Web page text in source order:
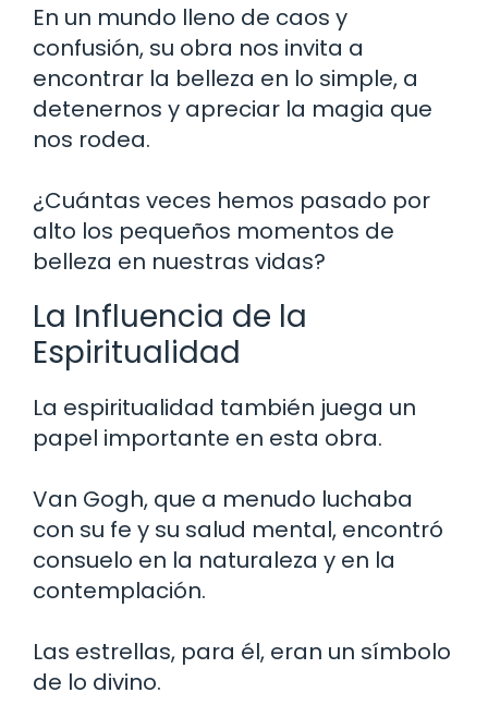
En un mundo lleno de caos y
confusión, su obra nos invita a
encontrar la belleza en lo simple, a
detenernos y apreciar la magia que
nos rodea.
¿Cuántas veces hemos pasado por
alto los pequeños momentos de
belleza en nuestras vidas?
La Influencia de la
Espiritualidad
La espiritualidad también juega un
papel importante en esta obra.
Van Gogh, que a menudo luchaba
con su fe y su salud mental, encontró
consuelo en la naturaleza y en la
contemplación.
Las estrellas, para él, eran un símbolo
de lo divino.